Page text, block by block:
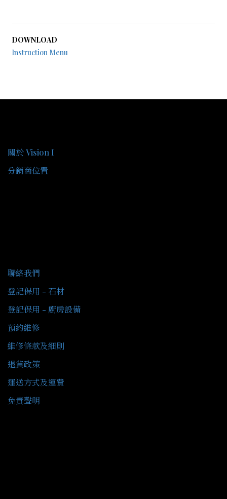
DOWNLOAD
Instruction Menu
關於 Vision I
分銷商位置
聯絡我們
登記保用 - 石材
登記保用 - 廚房設備
預約維修
維修條款及細則
退貨政策
運送方式及運費
免責聲明